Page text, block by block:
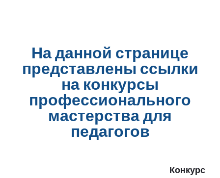
На данной странице
представлены ссылки
на конкурсы
профессионального
мастерства для
педагогов
Конкурс